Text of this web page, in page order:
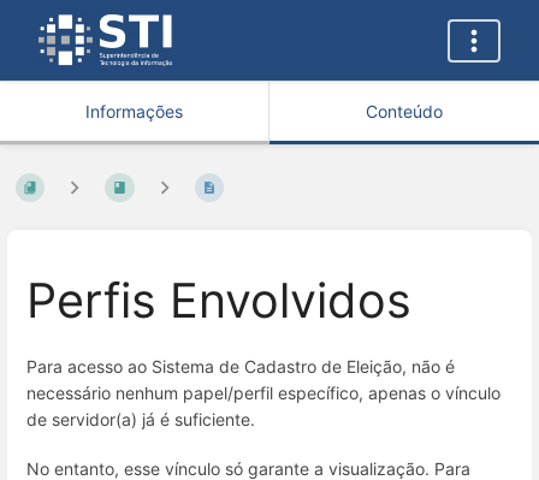
Informações Conteúdo
Perfis Envolvidos
Para acesso ao Sistema de Cadastro de Eleição, não é
necessário nenhum papel/perfil específico, apenas o vínculo
de servidor(a) já é suficiente.
No entanto, esse vínculo só garante a visualização. Para